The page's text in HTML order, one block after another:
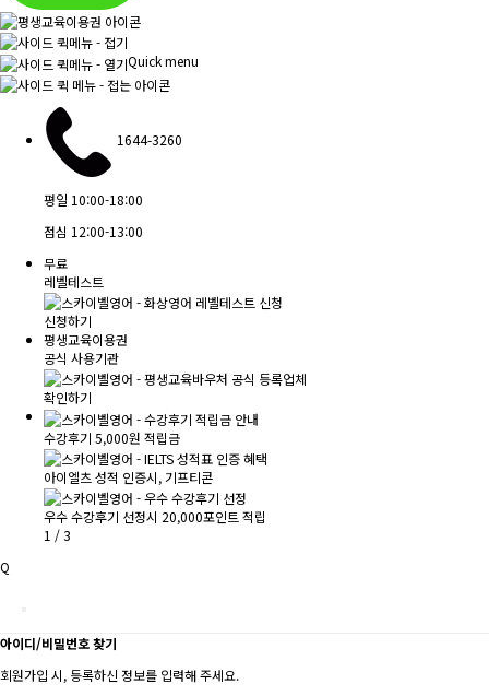
Quick menu
1644-3260
평일 10:00-18:00
점심 12:00-13:00
무료
레벨테스트
신청하기
평생교육이용권
공식 사용기관
확인하기
수강후기 5,000원 적립금
아이엘츠 성적 인증시, 기프티콘
우수 수강후기 선정시 20,000포인트 적립
1 /3
Q
아이디/비밀번호 찾기
회원가입 시, 등록하신 정보를 입력해 주세요.